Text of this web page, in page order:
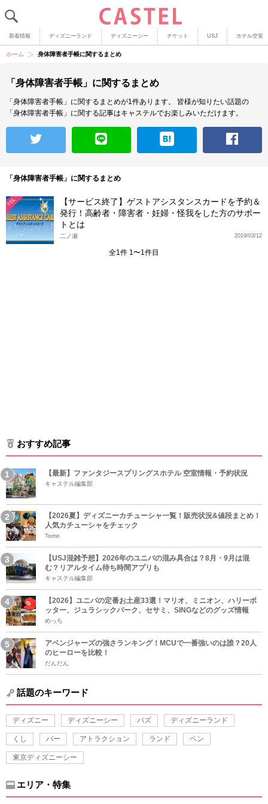
新着情報 ディズニーランド ディズニーシー チケット USJ ホテル空室
ホーム 身体障害者手帳に関するまとめ
「身体障害者手帳」に関するまとめ
「身体障害者手帳」に関するまとめが1件あります。
皆様が知りたい話題の
「身体障害者手帳」に関する記事はキャステルでお楽しみいただけます。
「身体障害者手帳」に関するまとめ
TDL
【サービス終了】ゲストアシスタンスカードを予約＆
発行！高齢者・障害者・妊婦・怪我をした方のサポー
トとは
2019/03/12
二ノ瀬
全1件 1〜1件目
おすすめ記事
【最新】ファンタジースプリングスホテル 空室情報・予約状況
キャステル編集部
【2026夏】ディズニーカチューシャ一覧！販売状況&値段まとめ！
人気カチューシャをチェック
Tomo
【USJ混雑予想】2026年のユニバの混み具合は？8月・9月は混
む？リアルタイム待ち時間アプリも
キャステル編集部
【2026】ユニバの定番お土産33選！マリオ、ミニオン、ハリーポ
ッター、ジュラシックパーク、セサミ、SINGなどのグッズ情報
めっち
アベンジャーズの強さランキング！MCUで一番強いのは誰？20人
のヒーローを比較！
だんだん
話題のキーワード
ディズニー ディズニーシー バズ ディズニーランド
くし バー アトラクション ランド ペン
東京ディズニーシー
エリア・特集